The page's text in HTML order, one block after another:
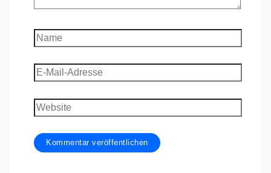
Name
E-
Mail-
Adresse
Website